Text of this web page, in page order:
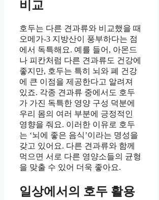
비교
호두는 다른 견과류와 비교했을 때
오메가-3 지방산이 풍부하다는 점
에서 독특해요. 예를 들어, 아몬드
나 피칸처럼 다른 견과류도 건강에
좋지만, 호두는 특히 뇌와 폐 건강
에 큰 이점을 제공한다고 알려져
있죠. 각종 견과류 중에서도 호두
가 가진 독특한 영양 구성 덕분에
우리 몸의 여러 부분에 긍정적인
영향을 줘요. 이러한 이유로 호두
는 ‘뇌에 좋은 음식’이라는 명성을
갖고 있어요. 다른 견과류와 함께
먹으면 서로 다른 영양소들의 균형
을 맞출 수 있어 더욱 좋아요.
일상에서의 호두 활용